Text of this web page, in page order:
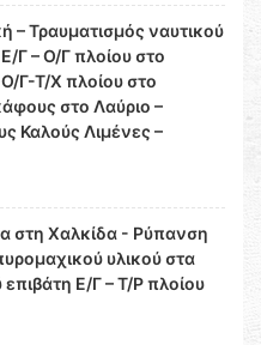
– Τραυματισμός ναυτικού
Γ – Ο/Γ πλοίου στο
Ο/Γ-Τ/Χ πλοίου στο
στο Λαύριο –
Καλούς Λιμένες –
στη Χαλκίδα - Ρύπανση
υλικού στα
Ε/Γ – Τ/Ρ πλοίου